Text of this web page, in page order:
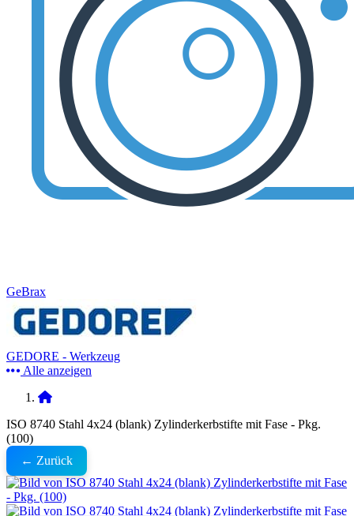
GeBrax
GEDORE - Werkzeug
Alle anzeigen
ISO 8740 Stahl 4x24 (blank) Zylinderkerbstifte mit Fase - Pkg.
(100)
← Zurück